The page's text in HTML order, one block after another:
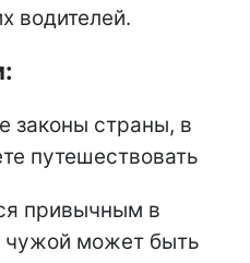
водителей.
законы страны, в
путешествовать
привычным в
чужой может быть